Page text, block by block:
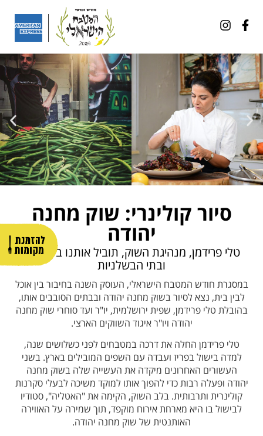
סיור קולינרי: שוק מחנה
יהודה
טלי פרידמן, מנהיגת השוק, תוביל אותנו בין דוכניו
ובתי הבשלניות
במסגרת חודש המטבח הישראלי, העוסק השנה בחיבור בין אוכל
לבין בית, נצא לסיור בשוק מחנה יהודה ובבתים הסובבים אותו,
בהובלת טלי פרידמן, שפית ירושלמית, יו"ר ועד סוחרי שוק מחנה
יהודה ויו"ר איגוד השווקים הארצי.
טלי פרידמן החלה את דרכה במטבחים לפני כשלושים שנה,
למדה בישול בפריז ועבדה עם השפים המובילים בארץ. בשני
העשורים האחרונים מיקדה את העשייה שלה בשוק מחנה
יהודה ופעלה רבות כדי להפוך אותו למוקד משיכה לבעלי סקרנות
קולינרית ותרבותית. בלב השוק, הקימה את "האטליה", סטודיו
לבישול בו היא מארחת אירוח מוקפד, תוך שמירה על האווירה
האותנטית של שוק מחנה יהודה.